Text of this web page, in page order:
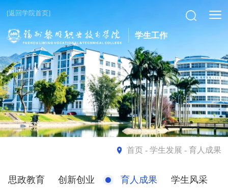
[返回学院首页]
学生工作
首页- 学生发展 - 育人成果
思政教育 创新创业 育人成果 学生风采